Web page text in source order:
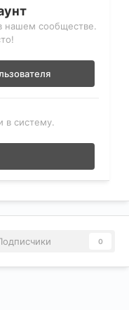
нашем сообществе.
в систему.
0